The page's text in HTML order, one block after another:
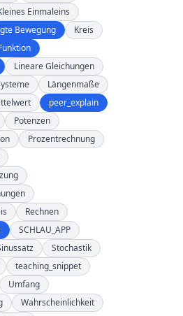
Einmaleins
Bewegung
Kreis
Lineare Gleichungen
Längenmaße
peer_explain
Potenzen
Prozentrechnung
Rechnen
SCHLAU_APP
Stochastik
teaching_snippet
Umfang
Wahrscheinlichkeit